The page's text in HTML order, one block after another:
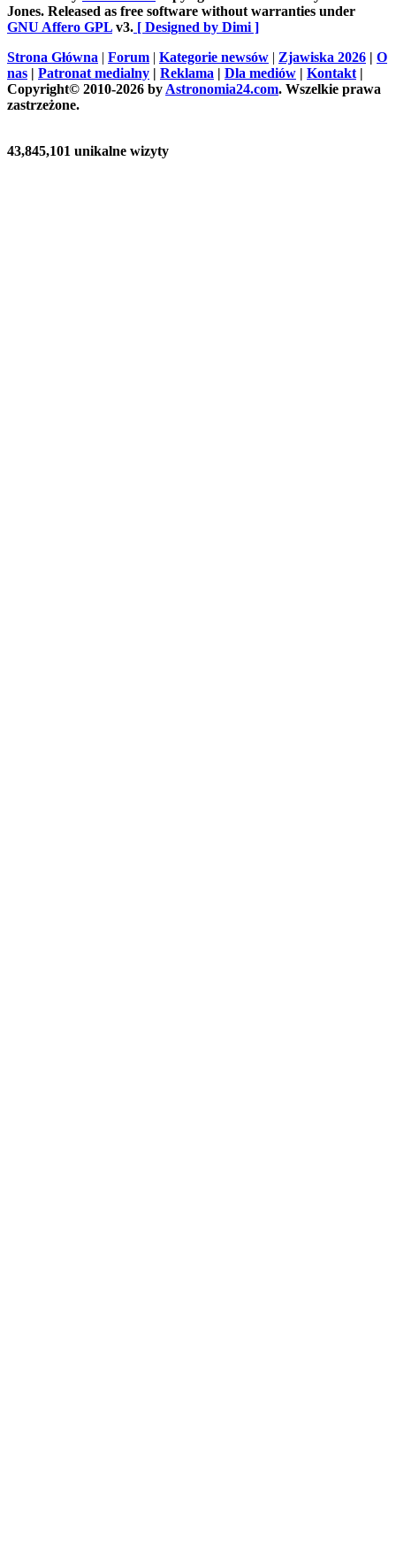
Jones. Released as free software without warranties under
GNU Affero GPL v3. [ Designed by Dimi ]
Strona Główna | Forum | Kategorie newsów | Zjawiska 2026 | O
nas | Patronat medialny | Reklama | Dla mediów | Kontakt |
Copyright© 2010-2026 by Astronomia24.com. Wszelkie prawa
zastrzeżone.
43,845,101 unikalne wizyty